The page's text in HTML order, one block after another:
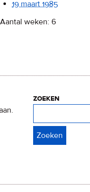
19 maart 1985
Aantal weken: 6
zoeken